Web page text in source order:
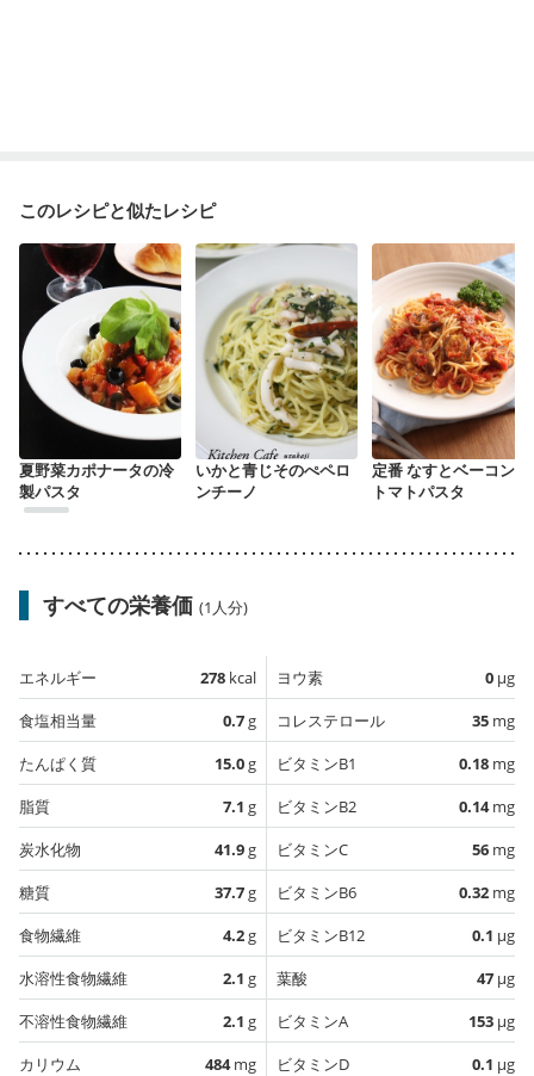
このレシピと似たレシピ
夏野菜カポナータの冷
製パスタ
いかと青じそのぺペロ
ンチーノ
定番 なすとベーコンの
トマトパスタ
すべての栄養価 (1人分)
エネルギー 278 kcal
食塩相当量
0.7g
たんぱく質
15.0g
脂質
7.1 g
炭水化物
41.9g
糖質
37.7g
食物繊維
4.2g
水溶性食物繊維
2.1 g
不溶性食物繊維
2.1 g
カリウム
484mg
ヨウ素 0 µg
コレステロール
35 mg
ビタミンB1
0.18 mg
ビタミンB2
0.14mg
ビタミンC
56 mg
ビタミンB6
0.32 mg
ビタミンB12
0.1 µg
葉酸
47 µg
ビタミンA
153 µg
ビタミンD
0.1 µg